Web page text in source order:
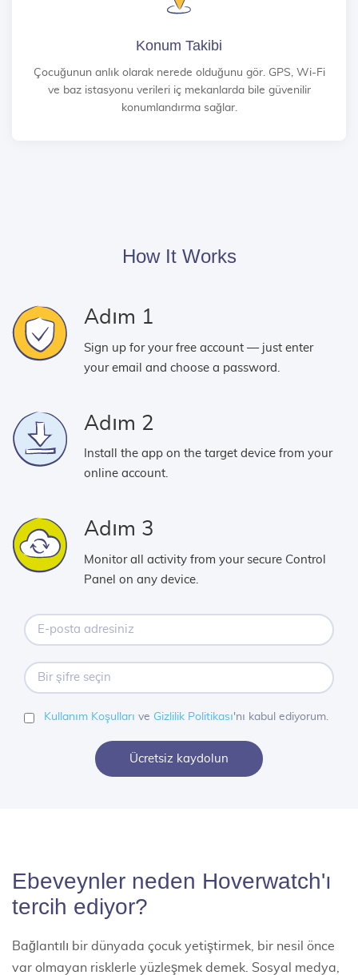
Konum Takibi
Çocuğunun anlık olarak nerede olduğunu gör. GPS, Wi-Fi
ve baz istasyonu verileri iç mekanlarda bile güvenilir
konumlandırma sağlar.
How It Works
Adım 1
Sign up for your free account — just enter
your email and choose a password.
Adım 2
Install the app on the target device from your
online account.
Adım 3
Monitor all activity from your secure Control
Panel on any device.
Kullanım Koşulları ve Gizlilik Politikası'nı kabul ediyorum.
Ücretsiz kaydolun
Ebeveynler neden Hoverwatch'ı
tercih ediyor?
Bağlantılı bir dünyada çocuk yetiştirmek, bir nesil önce
var olmayan risklerle yüzleşmek demek. Sosyal medya,